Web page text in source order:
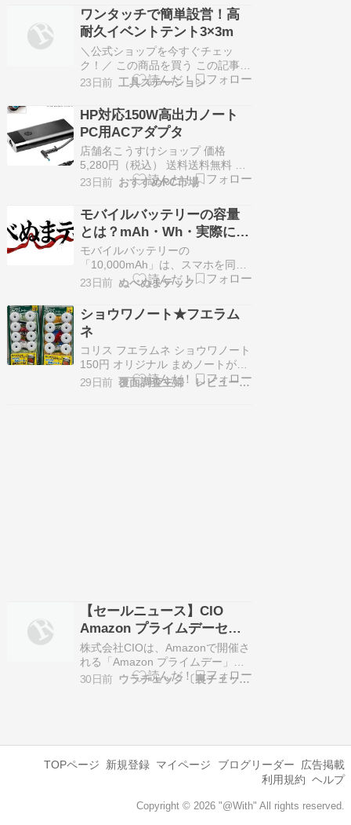
→こちら 東京・伊豆諸島の新島、
式根島にきています。島、最高で
す今回は子供が船酔いしないか心
配で、調布飛行場から飛行機で新
島へ。40分くらいのフライトで
島…
ワンタッチで簡単設営！高
耐久イベントテント3×3m
＼公式ショップを今すぐチェッ
ク！／ この商品を買う この記事か
ら分かることワンタッチで簡単に
がわかる耐久性や使い勝手に優れ
た素材と構造について詳しく理解
できる選び方やメンテナンス方
法、よくある質問まで幅広く知る
ことができる ワンタッチイベント
テント…
23日前 工具ステーション
HP対応150W高出力ノート
PC用ACアダプタ
店舗名こうすけショップ 価格
5,280円（税込） 送料送料無料 ＼
公式ショップを今すぐチェック！
ること対応機種が幅広く安心して
使える高出力のノートパソコン用
ACアダプタについて詳しく解説し
ます選び方や使用時のポイント、
互換性の確認方法をわかりや…
23日前 おすすめPC市場
モバイルバッテリーの容量
とは？mAh・Wh・実際に充
電できる回数を図解【2026
年版】
モバイルバッテリーの
「10,000mAh」は、スマホを同じ
容量ぶん充電できるという意味で
安、Whは電圧を含めた総エネルギ
ー、Wは充電の速さに関係する出
力です。さらに、実際の充電では
電圧変換や発熱などの損失が生じ
ます。 この記事では、モバイルバ
ッ…
23日前 ぬべぬまテック
ショウワノート★フエラム
ネ
コリス フエラムネ ショウワノート
150円 オリジナル まめノートが必
ず入っています 確か昨日発売で、
29日前 覆面調査主婦 レビュー日記
【セールニュース】CIO
Amazon プライムデーセー
ルを2026年7月10日（金）
00:00から開催
株式会社CIOは、Amazonで開催さ
れる「Amazon プライムデー」に
あわせて、CIO製品のセールを
まで、プライムデー…
30日前 ウラチェック〔裏チェック〕
TOPページ 新規登録 マイページ ブログリーダー
広告掲載
利用規約 ヘルプ
Copyright © 2026 "@With" All rights reserved.